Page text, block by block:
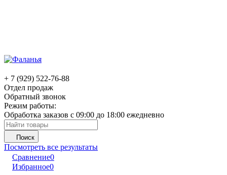
+ 7 (929) 522-76-88
Отдел продаж
Обратный звонок
Режим работы:
Обработка заказов с 09:00 до 18:00 ежедневно
Поиск
Посмотреть все результаты
Сравнение0
Избранное0